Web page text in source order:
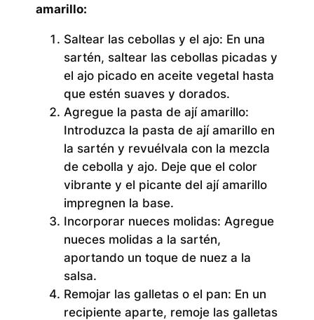
amarillo:
Saltear las cebollas y el ajo: En una
sartén, saltear las cebollas picadas y
el ajo picado en aceite vegetal hasta
que estén suaves y dorados.
Agregue la pasta de ají amarillo:
Introduzca la pasta de ají amarillo en
la sartén y revuélvala con la mezcla
de cebolla y ajo. Deje que el color
vibrante y el picante del ají amarillo
impregnen la base.
Incorporar nueces molidas: Agregue
nueces molidas a la sartén,
aportando un toque de nuez a la
salsa.
Remojar las galletas o el pan: En un
recipiente aparte, remoje las galletas